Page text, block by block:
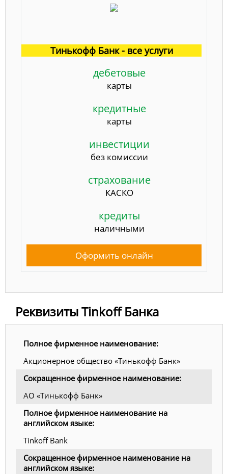
Тинькофф Банк - все услуги
дебетовые
карты
кредитные
карты
инвестиции
без комиссии
страхование
КАСКО
кредиты
наличными
Оформить онлайн
Реквизиты Tinkoff Банка
Полное фирменное наименование:
Акционерное общество «Тинькофф Банк»
Сокращенное фирменное наименование:
АО «Тинькофф Банк»
Полное фирменное наименование на
английском языке:
Tinkoff Bank
Сокращенное фирменное наименование на
английском языке: